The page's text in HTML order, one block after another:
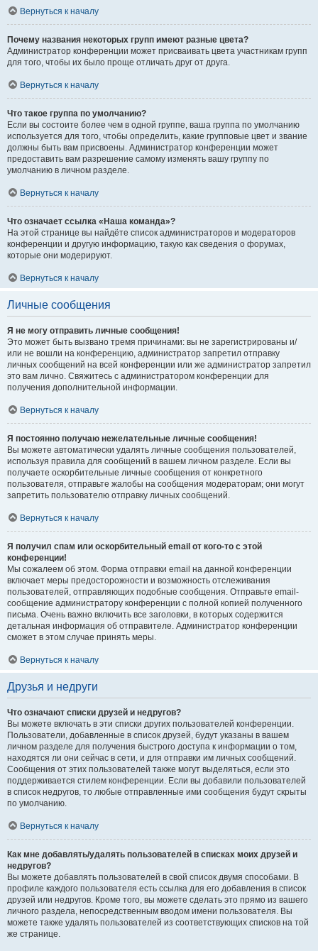
Вернуться к началу
Почему названия некоторых групп имеют разные цвета?
Администратор конференции может присваивать цвета участникам групп
для того, чтобы их было проще отличать друг от друга.
Вернуться к началу
Что такое группа по умолчанию?
Если вы состоите более чем в одной группе, ваша группа по умолчанию
используется для того, чтобы определить, какие групповые цвет и звание
должны быть вам присвоены. Администратор конференции может
предоставить вам разрешение самому изменять вашу группу по
умолчанию в личном разделе.
Вернуться к началу
Что означает ссылка «Наша команда»?
На этой странице вы найдёте список администраторов и модераторов
конференции и другую информацию, такую как сведения о форумах,
которые они модерируют.
Вернуться к началу
Личные сообщения
Я не могу отправить личные сообщения!
Это может быть вызвано тремя причинами: вы не зарегистрированы и/
или не вошли на конференцию, администратор запретил отправку
личных сообщений на всей конференции или же администратор запретил
это вам лично. Свяжитесь с администратором конференции для
получения дополнительной информации.
Вернуться к началу
Я постоянно получаю нежелательные личные сообщения!
Вы можете автоматически удалять личные сообщения пользователей,
используя правила для сообщений в вашем личном разделе. Если вы
получаете оскорбительные личные сообщения от конкретного
пользователя, отправьте жалобы на сообщения модераторам; они могут
запретить пользователю отправку личных сообщений.
Вернуться к началу
Я получил спам или оскорбительный email от кого-то с этой
конференции!
Мы сожалеем об этом. Форма отправки email на данной конференции
включает меры предосторожности и возможность отслеживания
пользователей, отправляющих подобные сообщения. Отправьте email-
сообщение администратору конференции с полной копией полученного
письма. Очень важно включить все заголовки, в которых содержится
детальная информация об отправителе. Администратор конференции
сможет в этом случае принять меры.
Вернуться к началу
Друзья и недруги
Что означают списки друзей и недругов?
Вы можете включать в эти списки других пользователей конференции.
Пользователи, добавленные в список друзей, будут указаны в вашем
личном разделе для получения быстрого доступа к информации о том,
находятся ли они сейчас в сети, и для отправки им личных сообщений.
Сообщения от этих пользователей также могут выделяться, если это
поддерживается стилем конференции. Если вы добавили пользователей
в список недругов, то любые отправленные ими сообщения будут скрыты
по умолчанию.
Вернуться к началу
Как мне добавлять/удалять пользователей в списках моих друзей и
недругов?
Вы можете добавлять пользователей в свой список двумя способами. В
профиле каждого пользователя есть ссылка для его добавления в список
друзей или недругов. Кроме того, вы можете сделать это прямо из вашего
личного раздела, непосредственным вводом имени пользователя. Вы
можете также удалять пользователей из соответствующих списков на той
же странице.